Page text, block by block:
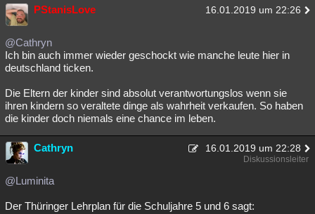
PStanisLove 16.01.2019 um 22:26
@Cathryn
Ich bin auch immer wieder geschockt wie manche leute hier in
deutschland ticken.
Die Eltern der kinder sind absolut verantwortungslos wenn sie
ihren kindern so veraltete dinge als wahrheit verkaufen. So haben
die kinder doch niemals eine chance im leben.
Cathryn 16.01.2019 um 22:28
Diskussionsleiter
@Luminita
Der Thüringer Lehrplan für die Schuljahre 5 und 6 sagt: